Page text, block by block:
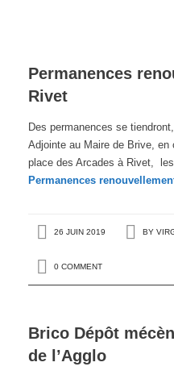
Permanences
Rivet
Des permanences se
Adjointe au Maire de Brive,
place des Arcades à Rivet,
Permanences
26 JUIN 2019 BY
0 COMMENT
Brico Dépôt
de l’Agglo